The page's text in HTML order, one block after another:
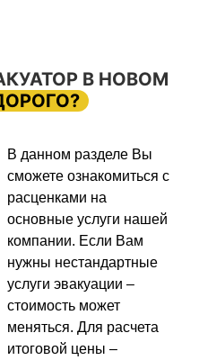
В НОВОМ
В данном разделе Вы
сможете ознакомиться с
расценками на
основные услуги нашей
компании. Если Вам
нужны нестандартные
услуги эвакуации –
стоимость может
меняться. Для расчета
итоговой цены –